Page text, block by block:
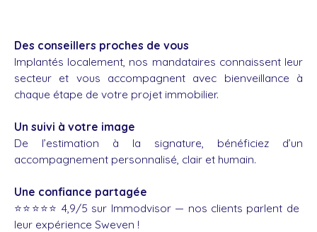
Des conseillers proches de vous
Implantés localement, nos mandataires connaissent leur
secteur et vous accompagnent avec bienveillance à
chaque étape de votre projet immobilier.
Un suivi à votre image
De l’estimation à la signature, bénéficiez d’un
accompagnement personnalisé, clair et humain.
Une confiance partagée
⭐️⭐️⭐️⭐️⭐️ 4,9/5 sur Immodvisor — nos clients parlent de
leur expérience Sweven !